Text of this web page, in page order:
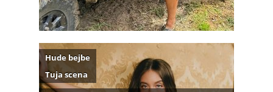
Hude bejbe
Tuja scena